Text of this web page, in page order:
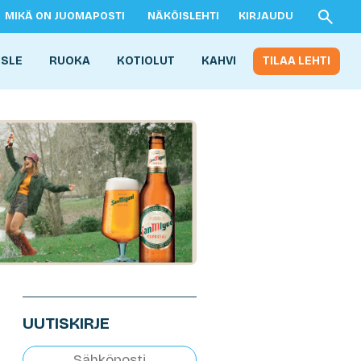
MIKÄ ON JUOMAPOSTI NÄKÖISLEHTI KIRJAUDU
RUOKA KOTIOLUT KAHVI TILAA LEHTI
UUTISKIRJE